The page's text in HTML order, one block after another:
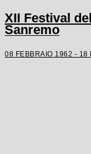
XII Festival
Sanremo
08 FEBBRAIO 1962 - 18